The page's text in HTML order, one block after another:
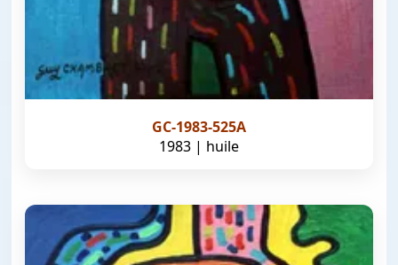
GC-1983-525A
1983 | huile